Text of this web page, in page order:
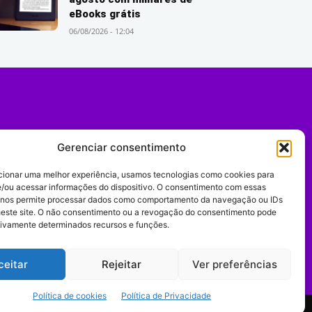
Gerenciar consentimento
uma melhor experiência, usamos tecnologias como cookies para
ou acessar informações do dispositivo. O consentimento com essas
permite processar dados como comportamento da navegação ou IDs
site. O não consentimento ou a revogação do consentimento pode
determinados recursos e funções.
Rejeitar Ver preferências
Política de cookies Política de Privacidade
eBooks grátis
06/08/2026 - 12:04
digital.